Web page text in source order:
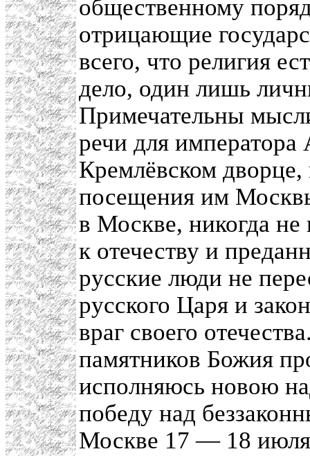
общественному
отрицающие
всего, что религия
дело, один лишь
Примечательны
речи для
Кремлёвском дворце,
посещения им
в Москве, никогда
к отечеству и
русские люди не
русского Царя и
враг своего
памятников Божия
исполняюсь новою
победу над
Москве 17 — 18